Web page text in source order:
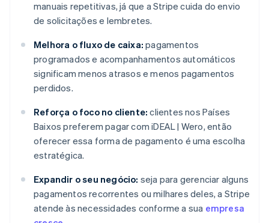
manuais repetitivas, já que a Stripe cuida do envio
de solicitações e lembretes.
Melhora o fluxo de caixa: pagamentos
programados e acompanhamentos automáticos
significam menos atrasos e menos pagamentos
perdidos.
Reforça o foco no cliente: clientes nos Países
Baixos preferem pagar com iDEAL | Wero, então
oferecer essa forma de pagamento é uma escolha
estratégica.
Expandir o seu negócio: seja para gerenciar alguns
pagamentos recorrentes ou milhares deles, a Stripe
atende às necessidades conforme a sua empresa